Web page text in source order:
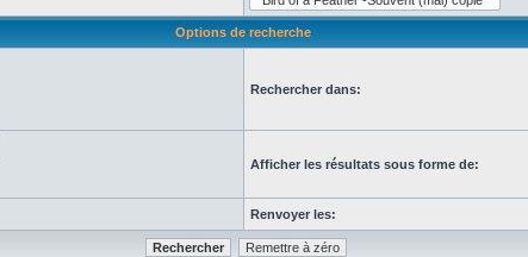
Options de recherche
Rechercher dans:
Afficher les résultats sous forme de:
Renvoyer les: